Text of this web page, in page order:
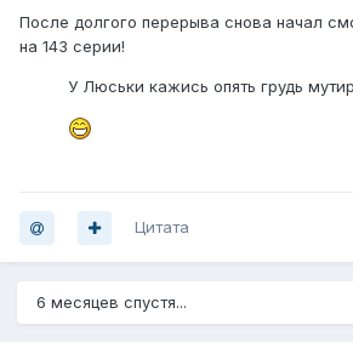
После долгого перерыва снова начал
на 143 серии!
У Люськи кажись опять грудь
Цитата
6 месяцев спустя...